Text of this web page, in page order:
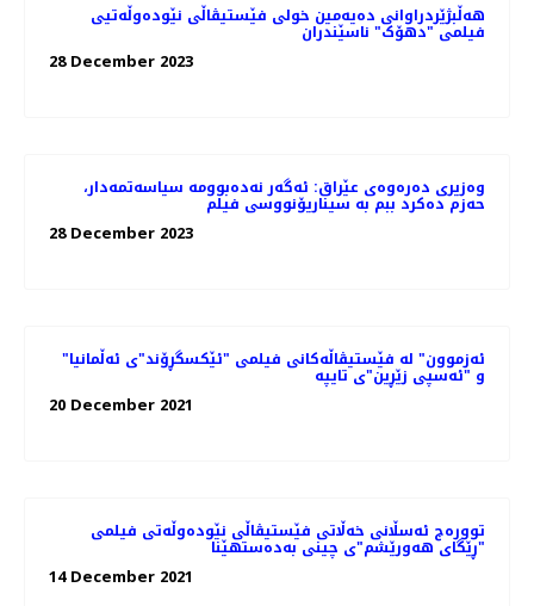
هه‌ڵبژێردراوانی دەیەمین خولی فێستیڤاڵی نێودەوڵەتیی
فیلمی "دهۆک" ناسێندران
28 December 2023
وەزیری دەرەوەی عێراق: ئه‌گه‌ر نه‌ده‌بوومه‌ سیاسەتمەدار،
حەزم دەکرد ببم بە سیناریۆنووسی فیلم
28 December 2023
"ئەزموون" لە فێستیڤاڵەکانی فیلمی "ئێکسگڕۆند"ی ئەڵمانیا
و "ئەسپی زێڕین"ی تایپە
20 December 2021
توورەج ئەسڵانی خەڵاتی فێستیڤاڵی نێودەوڵەتی فیلمی
"ڕێگای هەورێشم"ی چینی بەدەستهێنا
14 December 2021